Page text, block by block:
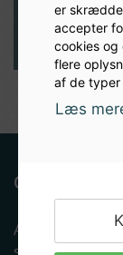
er
accepter
cookies og
flere
af de typer
Læs
Om Albryg
Albryg.dk er